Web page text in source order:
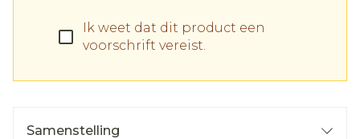
Ik weet dat dit product een
voorschrift vereist.
Samenstelling